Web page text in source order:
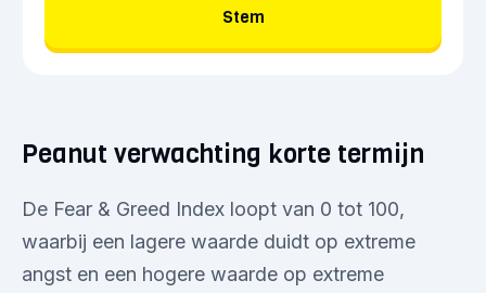
Stem
Peanut verwachting korte termijn
De Fear & Greed Index loopt van 0 tot 100,
waarbij een lagere waarde duidt op extreme
angst en een hogere waarde op extreme